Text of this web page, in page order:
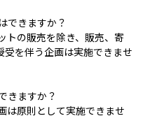
できますか？
トの販売を除き、販売、寄
を伴う企画は実施できませ
きますか？
は原則として実施できませ